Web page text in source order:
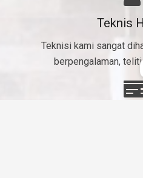
Teknis
Teknisi kami sangat
berpengalaman,